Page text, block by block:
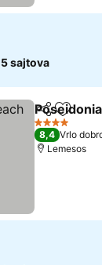
5 sajtova
Deli
4 Zvezdice
8,4 Vrlo
Lemesos